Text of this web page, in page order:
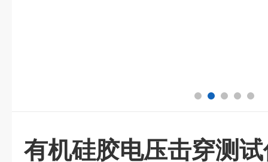
有机硅胶电压击穿测